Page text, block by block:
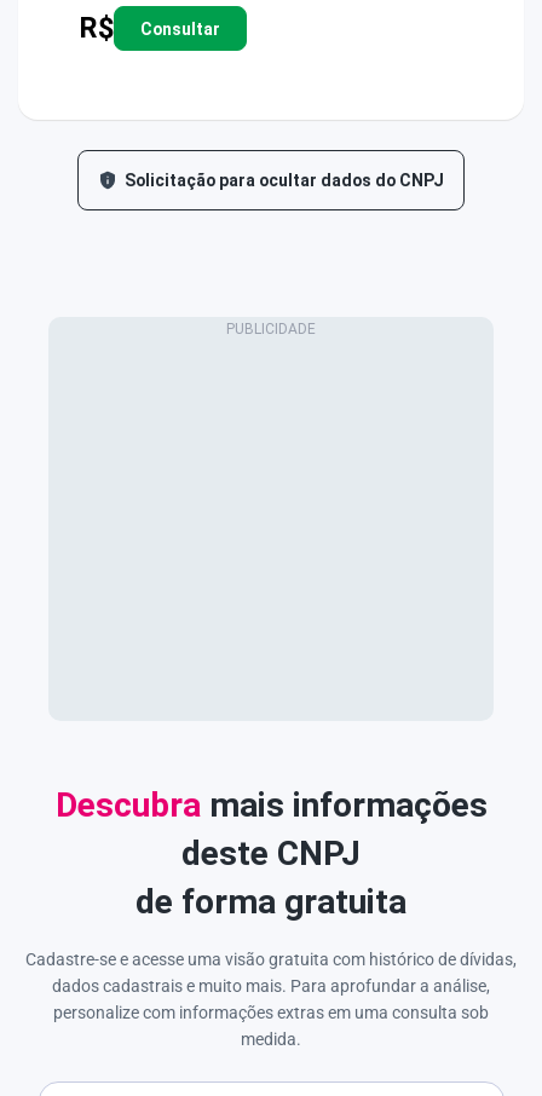
R$ Consultar
Solicitação para ocultar dados do CNPJ
Descubra mais informações
deste CNPJ
de forma gratuita
Cadastre-se e acesse uma visão gratuita com histórico de dívidas,
dados cadastrais e muito mais. Para aprofundar a análise,
personalize com informações extras em uma consulta sob
medida.